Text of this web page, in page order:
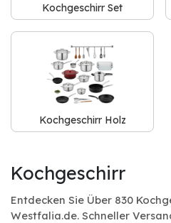
Kochgeschirr Set
Kochgeschirr Holz
Kochgeschirr
Entdecken Sie Über 830
Westfalia.de. Schneller